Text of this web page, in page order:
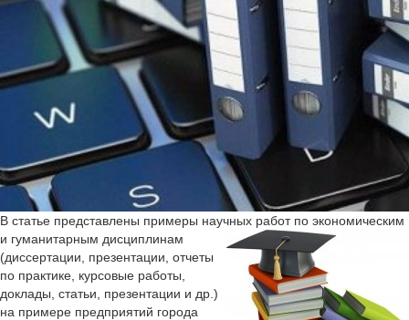
В статье представлены примеры научных работпо экономическим
и гуманитарным дисциплинам
(диссертации, презентации, отчеты
по практике, курсовые работы,
доклады, статьи, презентации и др.)
на примере предприятий города